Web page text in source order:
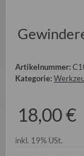
Artikelnummer:
Kategorie:
18,00 €
inkl. 19% USt.